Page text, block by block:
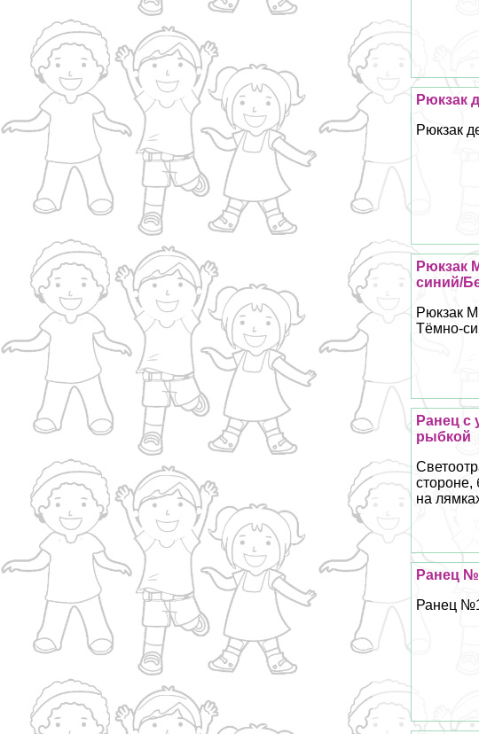
Рюкзак
Рюкзак
Рюкзак
синий/
Рюкзак
Тёмно-
Ранец с
рыбкой
стороне,
на
Ранец
Ранец